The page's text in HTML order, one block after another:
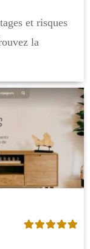
et risques
la